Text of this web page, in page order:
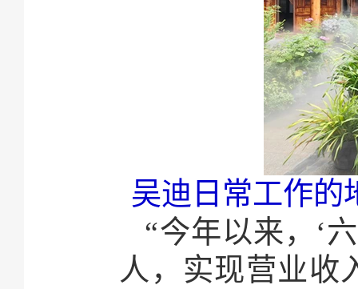
吴迪日常工作
“今年以来，‘
人，实现营业收